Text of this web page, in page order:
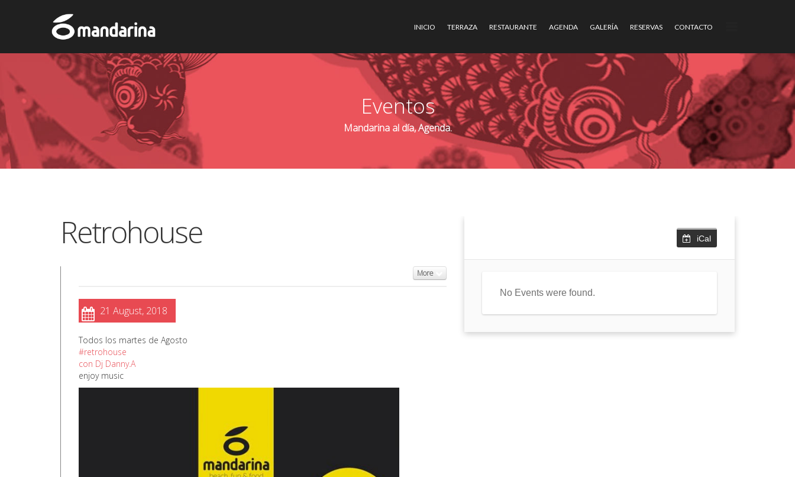
INICIO TERRAZA RESTAURANTE AGENDA GALERÍA RESERVAS CONTACTO
Eventos
Mandarina al día, Agenda.
Retrohouse
More
21 August, 2018
Todos los martes de Agosto
#retrohouse
con Dj Danny.A
enjoy music
iCal
No Events were found.